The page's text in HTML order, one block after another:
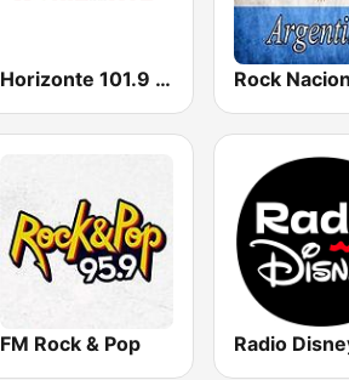
Horizonte 101.9 FM
FM Rock & Pop